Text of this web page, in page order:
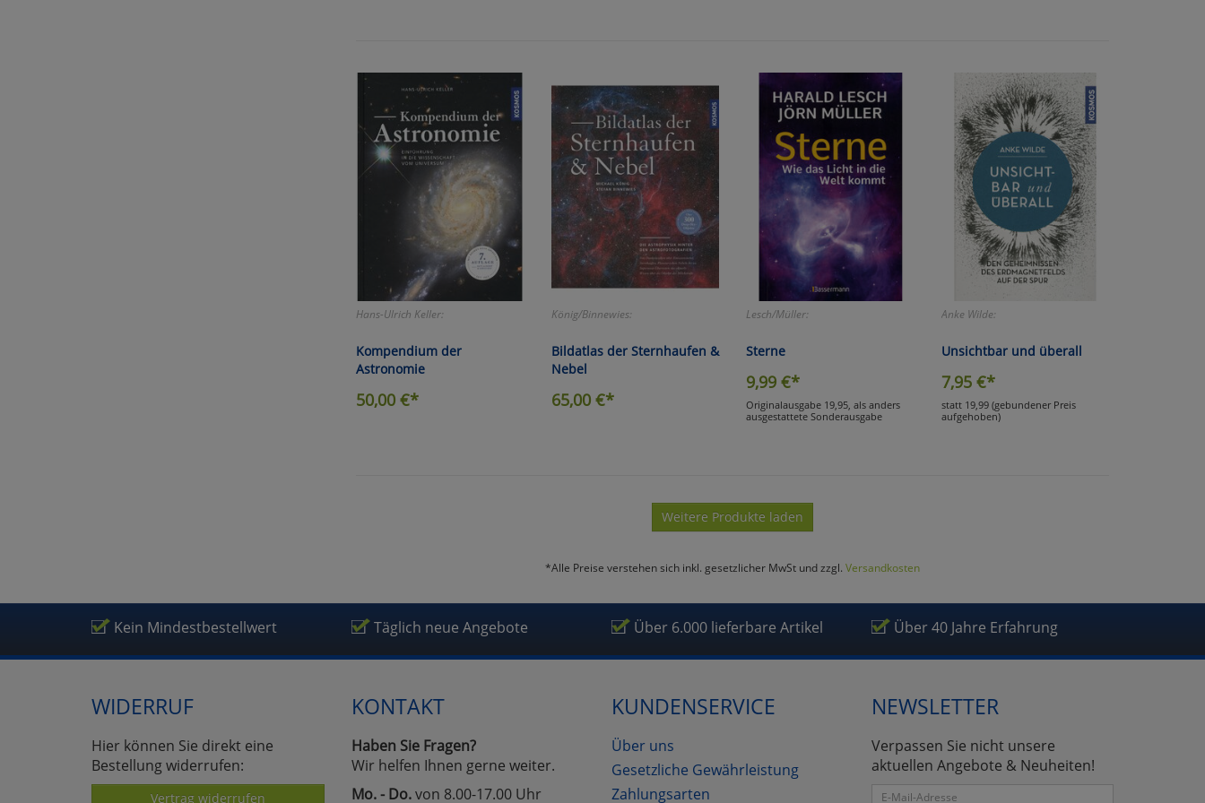
Hans-Ulrich Keller:
Kompendium der
Astronomie
50,00 €*
König/Binnewies:
Bildatlas der Sternhaufen &
Nebel
65,00€*
Lesch/Müller:
Sterne
9,99 €*
Originalausgabe 19,95, als anders
ausgestattete Sonderausgabe
Anke Wilde:
Unsichtbar und überall
7,95€*
statt 19,99 (gebundener Preis
aufgehoben)
Weitere Produkte laden
*Alle Preise verstehen sich inkl. gesetzlicher MwSt und zzgl. Versandkosten
Kein Mindestbestellwert Täglich neue Angebote Über 6.000 lieferbare Artikel Über 40 Jahre Erfahrung
WIDERRUF
Hier können Sie direkt eine
Bestellung widerrufen:
Vertrag widerrufen
KONTAKT
Haben Sie Fragen?
Wir helfen Ihnen gerne weiter.
Mo. - Do.von 8.00-17.00 Uhr
KUNDENSERVICE
Über uns
Gesetzliche Gewährleistung
Zahlungsarten
NEWSLETTER
Verpassen Sie nicht unsere
aktuellen Angebote & Neuheiten!